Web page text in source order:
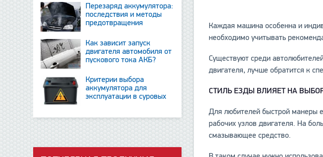
Каждая машина особенна и
необходимо учитывать
Существуют среди
двигателя, лучше обратится к
СТИЛЬ ЕЗДЫ ВЛИЯЕТ НА
Для любителей быстрой манеры
рабочих узлов двигателя. На
смазывающее средство.
Перезаряд аккумулятора:
последствия и методы
предотвращения
Как зависит запуск
двигателя автомобиля от
пускового тока АКБ?
Критерии выбора
аккумулятора для
эксплуатации в суровых